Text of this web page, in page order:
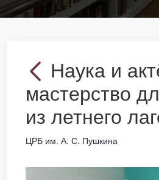
Наука и
мастерство
из летнего
ЦРБ им. А. С. Пушкина